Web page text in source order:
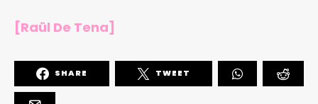
[Raül De Tena]
SHARE TWEET